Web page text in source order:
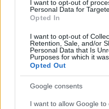
I want to opt-out of
Personal Data for
Opted In
I want to opt-out of
Retention, Sale, and/or
Personal Data that Is
Purposes for which it
Opted Out
Google consents
I want to allow Google to